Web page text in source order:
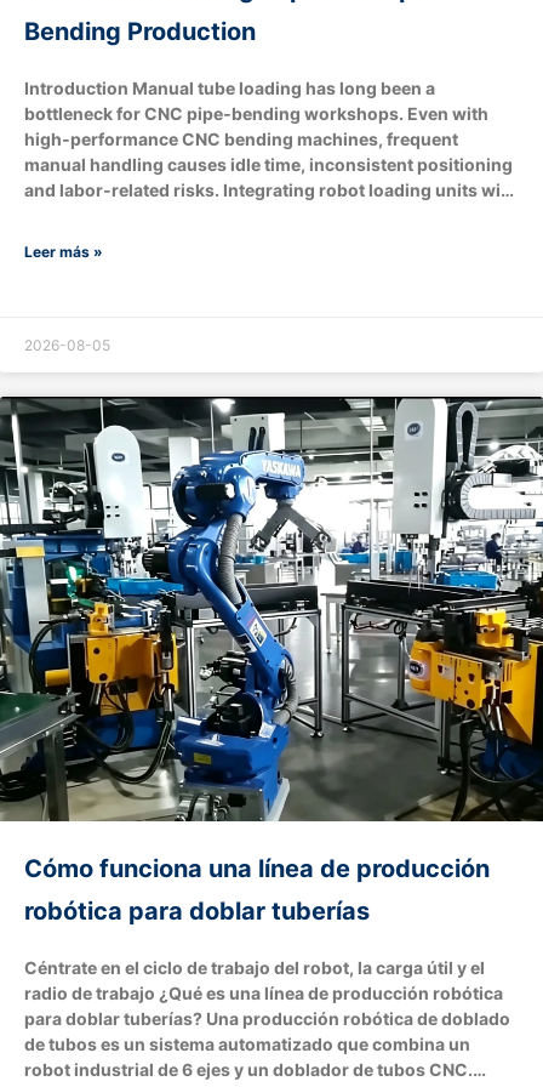
Bending Production
Introduction Manual tube loading has long been a
bottleneck for CNC pipe‑bending workshops. Even with
high‑performance CNC bending machines, frequent
manual handling causes idle time, inconsistent positioning
and labor‑related risks. Integrating robot loading units with
quality, workplace safety and overall operational cost.
belts, downstream end‑processing stations for flaring,
chamfering and boring. How does robot loading boost
production throughput? A: Does robotic loading improve
bending quality & consistency? A: Yes.Human‑operated
loading introduces variable positioning offsets, scratches,
…
Leer más »
2026-08-05
Cómo funciona una línea de producción
robótica para doblar tuberías
Céntrate en el ciclo de trabajo del robot, la carga útil y el
radio de trabajo ¿Qué es una línea de producción robótica
para doblar tuberías? Una producción robótica de doblado
de tubos es un sistema automatizado que combina un
robot industrial de 6 ejes y un doblador de tubos CNC.